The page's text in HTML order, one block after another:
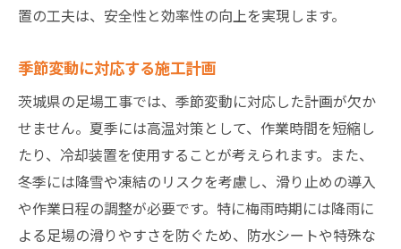
置の工夫は、安全性と効率性の向上を実現します。
季節変動に対応する施工計画
茨城県の足場工事では、季節変動に対応した計画が欠か
せません。夏季には高温対策として、作業時間を短縮し
たり、冷却装置を使用することが考えられます。また、
冬季には降雪や凍結のリスクを考慮し、滑り止めの導入
や作業日程の調整が必要です。特に梅雨時期には降雨に
よる足場の滑りやすさを防ぐため、防水シートや特殊な